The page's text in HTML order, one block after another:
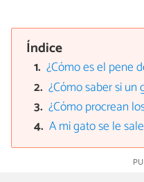
Índice
¿Cómo es el pene
¿Cómo saber si
¿Cómo procrean
A mi gato se le